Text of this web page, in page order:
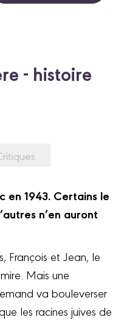
- histoire
en 1943. Certains le
n’en auront
François et Jean, le
Mais une
va bouleverser
les racines juives de